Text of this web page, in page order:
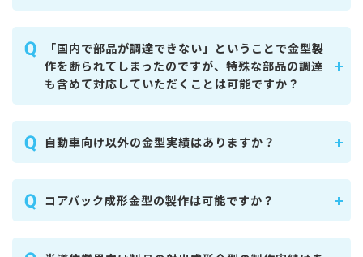
「国内で部品が調達できない」ということで金型製
作を断られてしまったのですが、特殊な部品の調達
も含めて対応していただくことは可能ですか？
自動車向け以外の金型実績はありますか？
コアバック成形金型の製作は可能ですか？